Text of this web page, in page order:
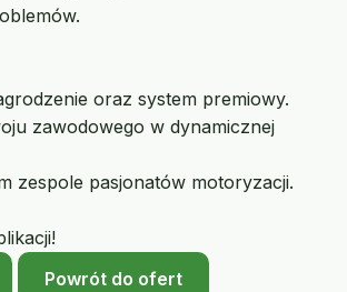
oraz system premiowy.
zawodowego w dynamicznej
zespole pasjonatów motoryzacji.
Powrót do ofert